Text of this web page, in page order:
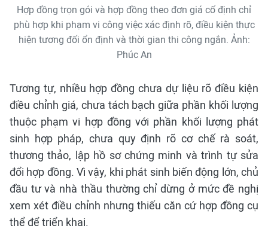
Hợp đồng trọn gói và hợp đồng theo đơn giá cố định chỉ
phù hợp khi phạm vi công việc xác định rõ, điều kiện thực
hiện tương đối ổn định và thời gian thi công ngắn. Ảnh:
Phúc An
Tương tự, nhiều hợp đồng chưa dự liệu rõ điều kiện
điều chỉnh giá, chưa tách bạch giữa phần khối lượng
thuộc phạm vi hợp đồng với phần khối lượng phát
sinh hợp pháp, chưa quy định rõ cơ chế rà soát,
thương thảo, lập hồ sơ chứng minh và trình tự sửa
đổi hợp đồng. Vì vậy, khi phát sinh biến động lớn, chủ
đầu tư và nhà thầu thường chỉ dừng ở mức đề nghị
xem xét điều chỉnh nhưng thiếu căn cứ hợp đồng cụ
thể để triển khai.